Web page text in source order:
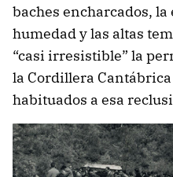
baches encharcados,
humedad y las altas
“casi irresistible” la
la Cordillera
habituados a esa